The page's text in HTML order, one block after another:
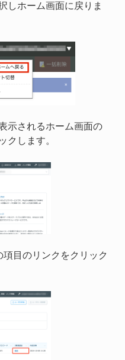
しホーム画面に戻りま
示されるホーム画面の
クします。
目のリンクをクリック